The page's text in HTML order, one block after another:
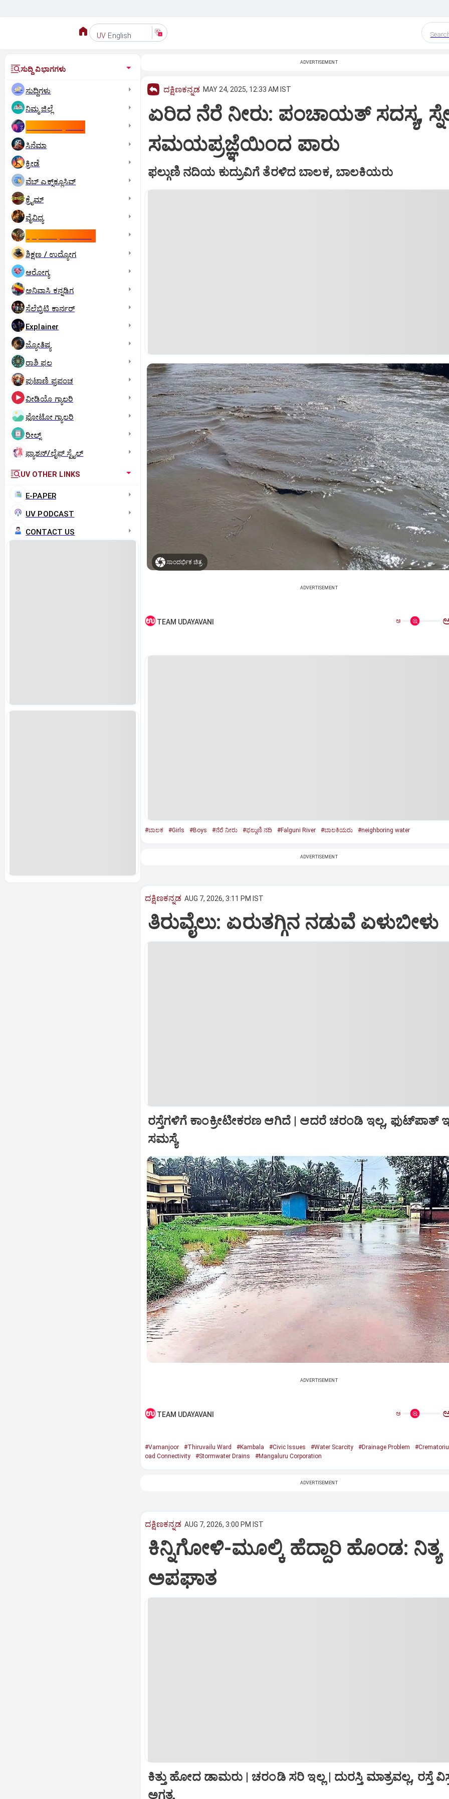
UV English
ಸುದ್ದಿ ವಿಭಾಗಗಳು
ಸುದ್ದಿಗಳು
ನಿಮ್ಮ ಜಿಲ್ಲೆ
ಸಿನೆಮಾ
ಕ್ರೀಡೆ
ವೆಬ್ ಎಕ್ಸ್‌ಕ್ಲೂಸಿವ್
ಕ್ರೈಮ್
ವೈವಿಧ್ಯ
ಶಿಕ್ಷಣ / ಉದ್ಯೋಗ
ಆರೋಗ್ಯ
ಅನಿವಾಸಿ ಕನ್ನಡಿಗ
ಸೆಲೆಬ್ರಿಟಿ ಕಾರ್ನರ್‌
Explainer
ಜ್ಯೋತಿಷ್ಯ
ರಾಶಿ ಫಲ
ಪುಟಾಣಿ ಪ್ರಪಂಚ
ವೀಡಿಯೊ ಗ್ಯಾಲರಿ
ಫೋಟೋ ಗ್ಯಾಲರಿ
ರೀಲ್ಸ್
ಫ್ಯಾಶನ್/ಲೈಫ್‌ ಸ್ಟೈಲ್
UV OTHER LINKS
E-PAPER
UV PODCAST
CONTACT US
ADVERTISEMENT
ದಕ್ಷಿಣಕನ್ನಡ MAY 24, 2025, 12:33 AM IST
ಏರಿದ ನೆರೆ ನೀರು: ಪಂಚಾಯತ್‌ ಸದಸ್ಯ,
ಸಮಯಪ್ರಜ್ಞೆಯಿಂದ ಪಾರು
ಫ‌ಲ್ಗುಣಿ ನದಿಯ ಕುದ್ರುವಿಗೆ ತೆರಳಿದ ಬಾಲಕ, ಬಾಲಕಿಯರು
ಸಾಂದರ್ಭಿಕ ಚಿತ್ರ..
ADVERTISEMENT
TEAM UDAYAVANI ಅ
#ಬಾಲಕ #Girls #Boys #ನೆರೆ ನೀರು #ಫಲ್ಗುಣಿ ನದಿ #Falguni River #ಬಾಲಕಿಯರು #neighboring water
ADVERTISEMENT
ದಕ್ಷಿಣಕನ್ನಡ AUG 7, 2026, 3:11 PM IST
ತಿರುವೈಲು: ಏರುತಗ್ಗಿನ ನಡುವೆ ಏಳುಬೀಳು
ರಸ್ತೆಗಳಿಗೆ ಕಾಂಕ್ರೀಟೀಕರಣ ಆಗಿದೆ | ಆದರೆ ಚರಂಡಿ ಇಲ್ಲ, ಫುಟ್‌ಪಾತ್‌
ಸಮಸ್ಯೆ
ADVERTISEMENT
TEAM UDAYAVANI ಅ
#Vamanjoor #Thiruvailu Ward #Kambala #Civic Issues #Water Scarcity #Drainage Problem
oad Connectivity
#Stormwater Drains #Mangaluru Corporation
ADVERTISEMENT
ದಕ್ಷಿಣಕನ್ನಡ AUG 7, 2026, 3:00 PM IST
ಕಿನ್ನಿಗೋಳಿ-ಮೂಲ್ಕಿ ಹೆದ್ದಾರಿ ಹೊಂಡ: ನಿತ್ಯ
ಅಪಘಾತ
ಕಿತ್ತು ಹೋದ ಡಾಮರು | ಚರಂಡಿ ಸರಿ ಇಲ್ಲ | ದುರಸ್ತಿ ಮಾತ್ರವಲ್ಲ, ರಸ್ತೆ
ಅಗತ್ಯ